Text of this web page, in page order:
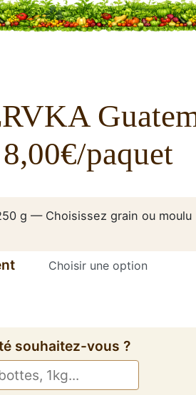
8,00€/paquet
g — Choisissez grain ou moulu
souhaitez-vous ?